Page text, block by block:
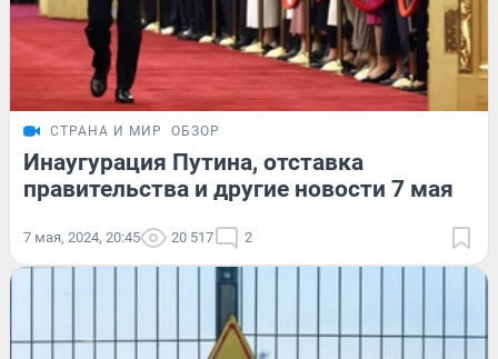
СТРАНА И МИР ОБЗОР
Инаугурация Путина, отставка
правительства и другие новости 7 мая
7 мая, 2024, 20:45 20 517 2